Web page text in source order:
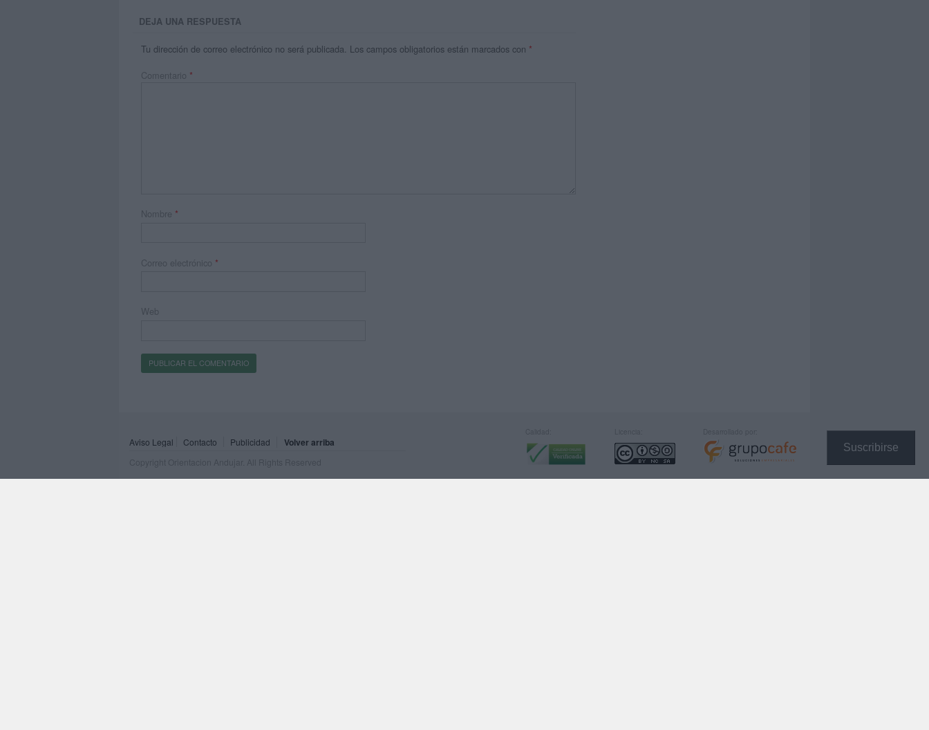
Suscribirse
DEJA UNA RESPUESTA
Tu dirección de correo electrónico no será publicada. Los campos obligatorios están marcados con *
Comentario *
Nombre *
Correo electrónico *
Web
Aviso Legal Contacto Publicidad Volver arriba